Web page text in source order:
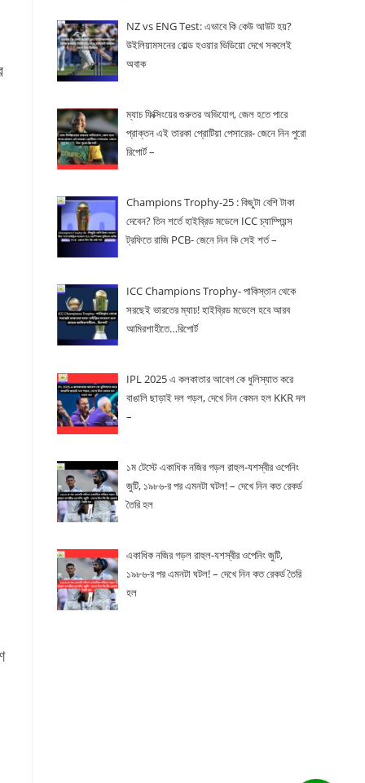
NZ vs ENG Test: এভাবে কি কেউ আউট হয়?
উইলিয়ামসনের বোল্ড হওয়ার ভিডিয়ো দেখে সকলেই
অবাক
ম্যাচ ফিক্সিংয়ের গুরুতর অভিযোগ, জেল হতে পারে
প্রাক্তন এই তারকা প্রোটিয়া পেসারের- জেনে নিন পুরো
রিপোর্ট –
Champions Trophy-25 : কিছুটা বেশি টাকা
দেবেন? তিন শর্তে হাইব্রিড মডেলে ICC চ্যাম্পিয়ন্স
ট্রফিতে রাজি PCB- জেনে নিন কি সেই শর্ত –
ICC Champions Trophy- পাকিস্তান থেকে
সরছেই ভারতের ম্যাচ! হাইব্রিড মডেলে হবে আরব
আমিরশাহীতে…রিপোর্ট
IPL 2025 এ কলকাতার আবেগ কে ধুলিস্যাত করে
বাঙালি ছাড়াই দল গড়ল, দেখে নিন কেমন হল KKR দল
–
১ম টেস্টে একাধিক নজির গড়ল রাহুল-যশস্বীর ওপেনিং
জুটি, ১৯৮৬-র পর এমনটা ঘটল! – দেখে নিন কত রেকর্ড
তৈরি হল
একাধিক নজির গড়ল রাহুল-যশস্বীর ওপেনিং জুটি,
১৯৮৬-র পর এমনটা ঘটল! – দেখে নিন কত রেকর্ড তৈরি
হল